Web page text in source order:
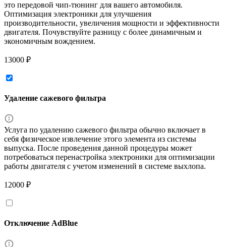
это передовой чип-тюнинг для вашего автомобиля.
Оптимизация электроники для улучшения
производительности, увеличения мощности и эффективности
двигателя. Почувствуйте разницу с более динамичным и
экономичным вождением.
13000 ₽
Удаление сажевого фильтра
Услуга по удалению сажевого фильтра обычно включает в
себя физическое извлечение этого элемента из системы
выпуска. После проведения данной процедуры может
потребоваться перенастройка электроники для оптимизации
работы двигателя с учетом изменений в системе выхлопа.
12000 ₽
Отключение AdBlue